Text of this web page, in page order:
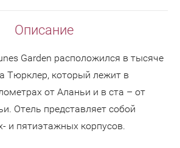
Описание
Garden расположился в тысяче
Тюрклер, который лежит в
от Аланьи и в ста – от
Отель представляет собой
и пятиэтажных корпусов.